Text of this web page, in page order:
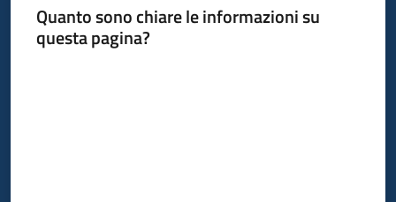
Quanto sono chiare le informazioni su
questa pagina?